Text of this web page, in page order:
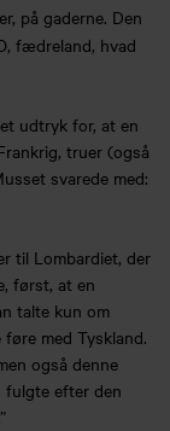
på gaderne. Den
fædreland, hvad
udtryk for, at en
truer (også
svarede med:
til Lombardiet, der
først, at en
talte kun om
med Tyskland.
også denne
fulgte efter den